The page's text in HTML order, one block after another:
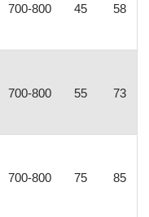
700-800 45 58
700-800 55 73
700-800 75 85